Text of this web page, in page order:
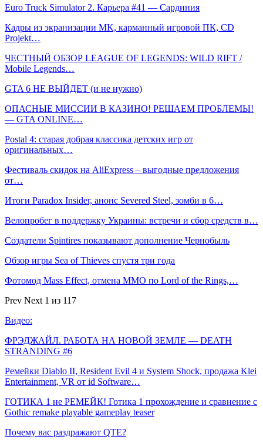
Euro Truck Simulator 2. Карьера #41 — Сардиния
Кадры из экранизации MK, карманный игровой ПК, CD
Projekt…
ЧЕСТНЫЙ ОБЗОР LEAGUE OF LEGENDS: WILD RIFT /
Mobile Legends…
GTA 6 НЕ ВЫЙДЕТ (и не нужно)
ОПАСНЫЕ МИССИИ В КАЗИНО! РЕШАЕМ ПРОБЛЕМЫ!
— GTA ONLINE…
Postal 4: старая добрая классика детских игр от
оригинальных…
Фестиваль скидок на AliExpress – выгодные предложения
от…
Итоги Paradox Insider, анонс Severed Steel, зомби в 6…
Велопробег в поддержку Украины: встречи и сбор средств в…
Создатели Spintires показывают дополнение Чернобыль
Обзор игры Sea of Thieves спустя три года
Фотомод Mass Effect, отмена MMO по Lord of the Rings,…
Prev Next 1 из 117
Видео:
ФРЭДЖАЙЛ. РАБОТА НА НОВОЙ ЗЕМЛЕ — DEATH
STRANDING #6
Ремейки Diablo II, Resident Evil 4 и System Shock, продажа Klei
Entertainment, VR от id Software…
ГОТИКА 1 не РЕМЕЙК! Готика 1 прохождение и сравнение с
Gothic remake playable gameplay teaser
Почему вас раздражают QTE?